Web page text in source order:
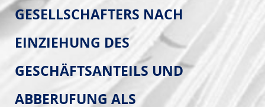
GESELLSCHAFTERS NACH
EINZIEHUNG DES
GESCHÄFTSANTEILS UND
ABBERUFUNG ALS